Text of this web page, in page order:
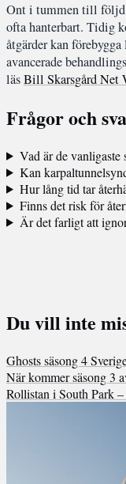
Ont i tummen till följd
ofta hanterbart. Tidig
åtgärder kan
avancerade
läsBill Skarsgård Net
Frågor och
Vad är de
Kan
Hur lång tid tar
Finns det risk för
Är det farligt att
Du vill inte
Ghosts säsong 4
När kommer säsong 3
Rollistan i South Park